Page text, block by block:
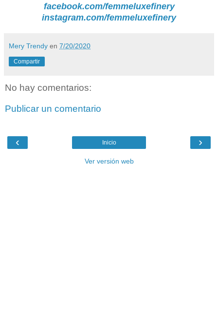
facebook.com/femmeluxefinery
instagram.com/femmeluxefinery
Mery Trendy en 7/20/2020
Compartir
No hay comentarios:
Publicar un comentario
‹ ›
Inicio
Ver versión web